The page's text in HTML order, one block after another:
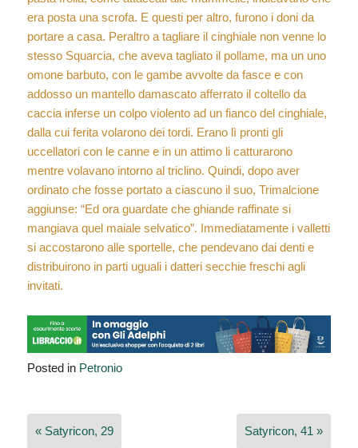
era posta una scrofa. E questi per altro, furono i doni da
portare a casa. Peraltro a tagliare il cinghiale non venne lo
stesso Squarcia, che aveva tagliato il pollame, ma un uno
omone barbuto, con le gambe avvolte da fasce e con
addosso un mantello damascato afferrato il coltello da
caccia inferse un colpo violento ad un fianco del cinghiale,
dalla cui ferita volarono dei tordi. Erano lì pronti gli
uccellatori con le canne e in un attimo li catturarono
mentre volavano intorno al triclino. Quindi, dopo aver
ordinato che fosse portato a ciascuno il suo, Trimalcione
aggiunse: “Ed ora guardate che ghiande raffinate si
mangiava quel maiale selvatico”. Immediatamente i valletti
si accostarono alle sportelle, che pendevano dai denti e
distribuirono in parti uguali i datteri secchie freschi agli
invitati.
Posted in Petronio
Navigazione
articoli
« Satyricon, 29 Satyricon, 41 »